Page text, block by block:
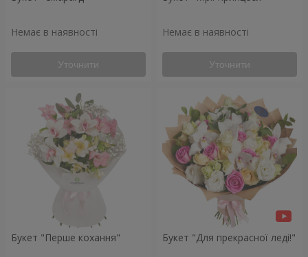
Немає в наявності
Уточнити
Немає в наявності
Уточнити
Букет "Перше кохання" Букет "Для прекрасної леді!"